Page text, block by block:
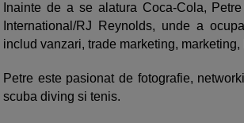
Inainte de a se alatura Coca-Cola,
International/RJ Reynolds, unde a
includ vanzari, trade marketing,
Petre este pasionat de fotografie,
scuba diving si tenis.